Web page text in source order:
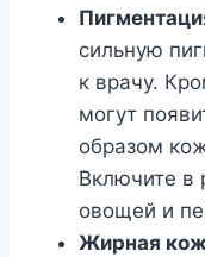
сильную
к врачу.
могут
образом
Включите в
овощей и
Жирная